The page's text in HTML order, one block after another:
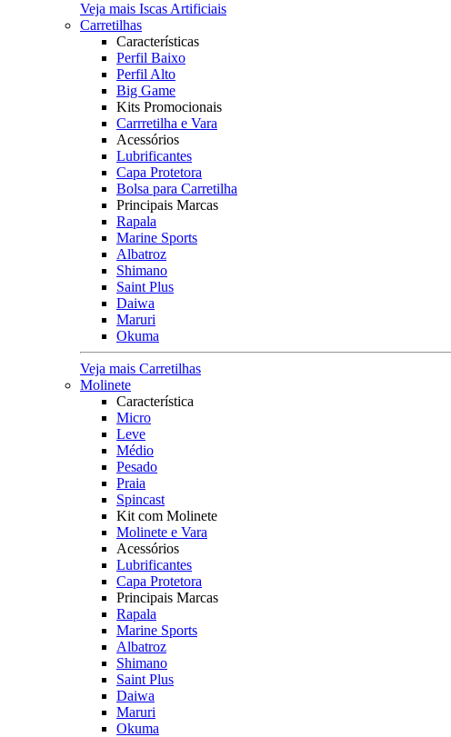
Veja mais Iscas Artificiais
Carretilhas
Características
Perfil Baixo
Perfil Alto
Big Game
Kits Promocionais
Carrretilha e Vara
Acessórios
Lubrificantes
Capa Protetora
Bolsa para Carretilha
Principais Marcas
Rapala
Marine Sports
Albatroz
Shimano
Saint Plus
Daiwa
Maruri
Okuma
Veja mais Carretilhas
Molinete
Característica
Micro
Leve
Médio
Pesado
Praia
Spincast
Kit com Molinete
Molinete e Vara
Acessórios
Lubrificantes
Capa Protetora
Principais Marcas
Rapala
Marine Sports
Albatroz
Shimano
Saint Plus
Daiwa
Maruri
Okuma